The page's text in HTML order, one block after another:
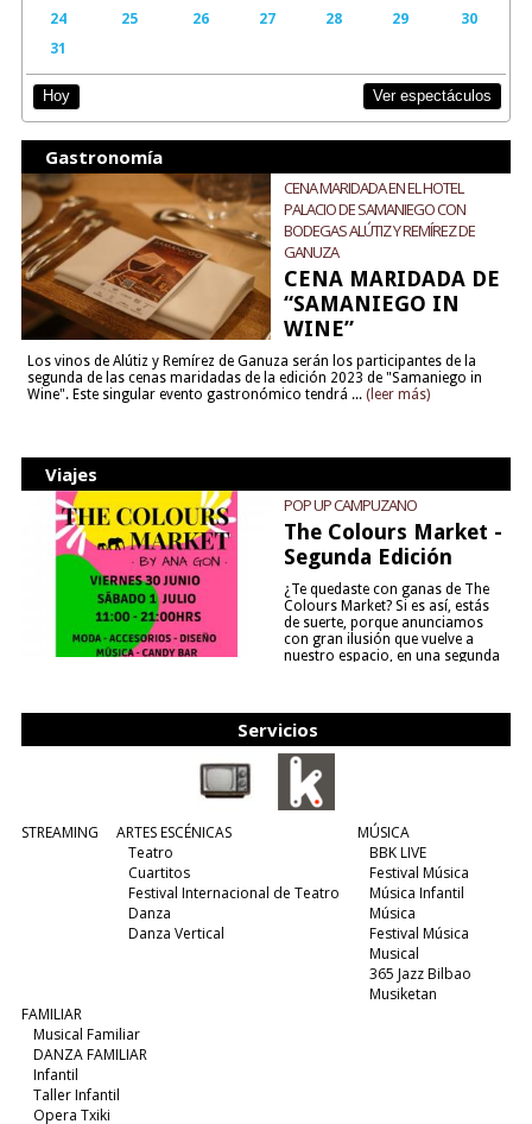
24
25 26 27 28 29
30
31
Hoy Ver espectáculos
Gastronomía
CENA MARIDADA EN EL HOTEL
PALACIO DE SAMANIEGO CON
BODEGAS ALÚTIZ Y REMÍREZ DE
GANUZA
CENA MARIDADA DE
“SAMANIEGO IN
WINE”
Los vinos de Alútiz y Remírez de Ganuza serán los participantes de la
segunda de las cenas maridadas de la edición 2023 de "Samaniego in
Wine". Este singular evento gastronómico tendrá ... (leer más)
Viajes
POP UP CAMPUZANO
The Colours Market -
Segunda Edición
¿Te quedaste con ganas de The
Colours Market? Si es así, estás
de suerte, porque anunciamos
con gran ilusión que vuelve a
nuestro espacio, en una segunda
Servicios
STREAMING
ARTES ESCÉNICAS
Teatro
Cuartitos
Festival Internacional de Teatro
Danza
Danza Vertical
MÚSICA
BBK LIVE
Festival Música
Música Infantil
Música
Festival Música
Musical
365 Jazz Bilbao
Musiketan
FAMILIAR
Musical Familiar
DANZA FAMILIAR
Infantil
Taller Infantil
Opera Txiki